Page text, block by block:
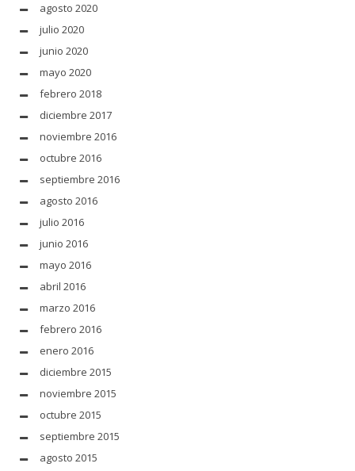
agosto 2020
julio 2020
junio 2020
mayo 2020
febrero 2018
diciembre 2017
noviembre 2016
octubre 2016
septiembre 2016
agosto 2016
julio 2016
junio 2016
mayo 2016
abril 2016
marzo 2016
febrero 2016
enero 2016
diciembre 2015
noviembre 2015
octubre 2015
septiembre 2015
agosto 2015